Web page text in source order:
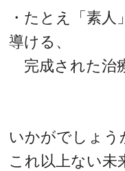
・たとえ「素
導ける、
完成された治
いかがでしょう
これ以上ない未